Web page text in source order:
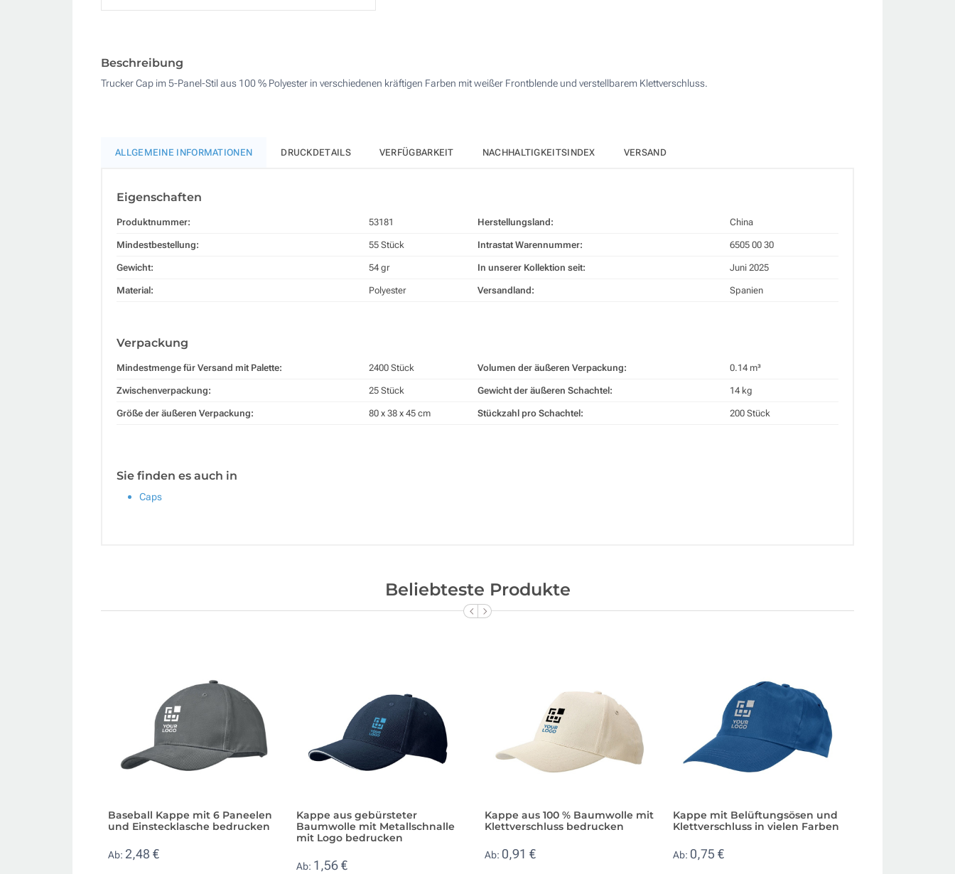
Digitaler Transferdruck in Vollfarbe (Auf einer Seite)
550
Aktualisieren
Beschreibung
Trucker Cap im 5-Panel-Stil aus 100 % Polyester in verschiedenen kräftigen Farben mit weißer Frontblende und verstellbarem Klettverschluss.
ALLGEMEINE INFORMATIONEN DRUCKDETAILS VERFÜGBARKEIT NACHHALTIGKEITSINDEX VERSAND
Eigenschaften
Produktnummer: 53181
Mindestbestellung: 55 Stück
Gewicht: 54 gr
Material: Polyester
Herstellungsland: China
Intrastat Warennummer: 6505 00 30
In unserer Kollektion seit: Juni 2025
Versandland: Spanien
Verpackung
Mindestmenge für Versand mit Palette: 2400 Stück
Zwischenverpackung: 25 Stück
Größe der äußeren Verpackung: 80 x 38 x 45 cm
Volumen der äußeren Verpackung: 0.14 m³
Gewicht der äußeren Schachtel: 14 kg
Stückzahl pro Schachtel: 200 Stück
Sie finden es auch in
Caps
Beliebteste Produkte
Baseball Kappe mit 6 Paneelen
und Einstecklasche bedrucken
Ab: 2,48 €
Kappe aus gebürsteter
Baumwolle mit Metallschnalle
mit Logo bedrucken
Ab: 1,56 €
Kappe aus 100 % Baumwolle mit
Klettverschluss bedrucken
Ab: 0,91 €
Kappe mit Belüftungsösen und
Klettverschluss in vielen Farben
Ab: 0,75 €